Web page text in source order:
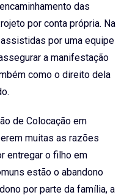
das
por conta própria. Na
por uma equipe
a manifestação
como o direito dela
de Colocação em
muitas as razões
entregar o filho em
estão o abandono
por parte da família, a